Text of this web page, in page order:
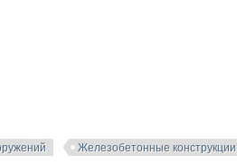
Железобетонные конструкции